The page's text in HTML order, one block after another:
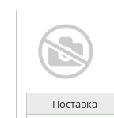
Поставка